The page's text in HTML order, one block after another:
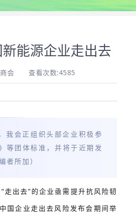
能源企业走出去
会 查看次数:4585
我会正组织头部企业积极参
等团体标准，并将于近期发
者所加）
走出去”的企业亟需提升抗风险韧
国企业走出去风险发布会期间举